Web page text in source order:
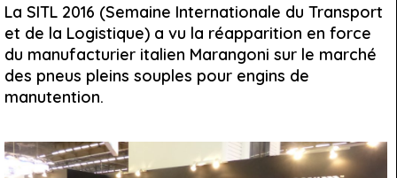
La SITL 2016 (Semaine Internationale du Transport
et de la Logistique) a vu la réapparition en force
du manufacturier italien Marangoni sur le marché
des pneus pleins souples pour engins de
manutention.